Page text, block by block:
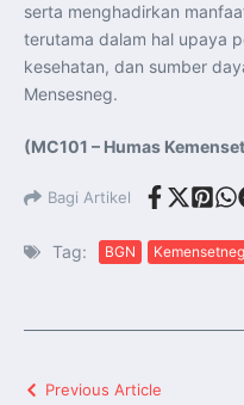
serta menghadirkan
terutama dalam hal upaya
kesehatan, dan sumber
Mensesneg.
(MC101 – Humas
Bagi Artikel
Tag: BGN Kemensetneg
Previous Article